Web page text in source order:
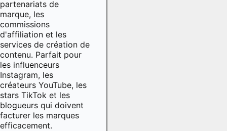
partenariats de
marque, les
commissions
d'affiliation et les
services de création de
contenu. Parfait pour
les influenceurs
Instagram, les
créateurs YouTube, les
stars TikTok et les
blogueurs qui doivent
facturer les marques
efficacement.